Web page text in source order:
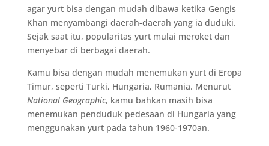
agar yurt bisa dengan mudah dibawa ketika Gengis
Khan menyambangi daerah-daerah yang ia duduki.
Sejak saat itu, popularitas yurt mulai meroket dan
menyebar di berbagai daerah.
Kamu bisa dengan mudah menemukan yurt di Eropa
Timur, seperti Turki, Hungaria, Rumania. Menurut
National Geographic, kamu bahkan masih bisa
menemukan penduduk pedesaan di Hungaria yang
menggunakan yurt pada tahun 1960-1970an.